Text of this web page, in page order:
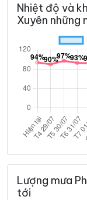
Nhiệt độ và
Xuyên những
Lượng mưa
tới